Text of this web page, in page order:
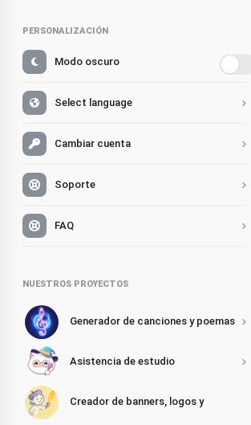
PERSONALIZACIÓN
Modo oscuro
Select language
Cambiar cuenta
Soporte
FAQ
NUESTROS PROYECTOS
Generador de canciones y poemas
Asistencia de estudio
Creador de banners, logos y